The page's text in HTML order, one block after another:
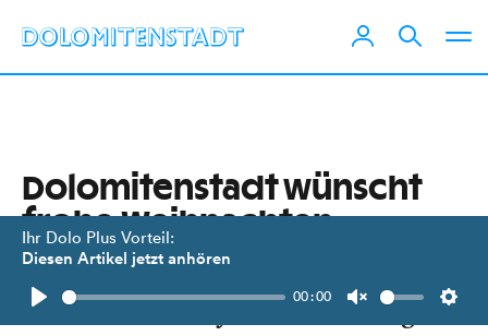
Ihr Dolo Plus Vorteil:
Diesen Artikel jetzt anhören
Play
00:00
Unmute
Dolomitenstadt wünscht
frohe Weihnachten
Hans Salcher liest, begleitet von
Melanie und Mirjam Mattersberger.